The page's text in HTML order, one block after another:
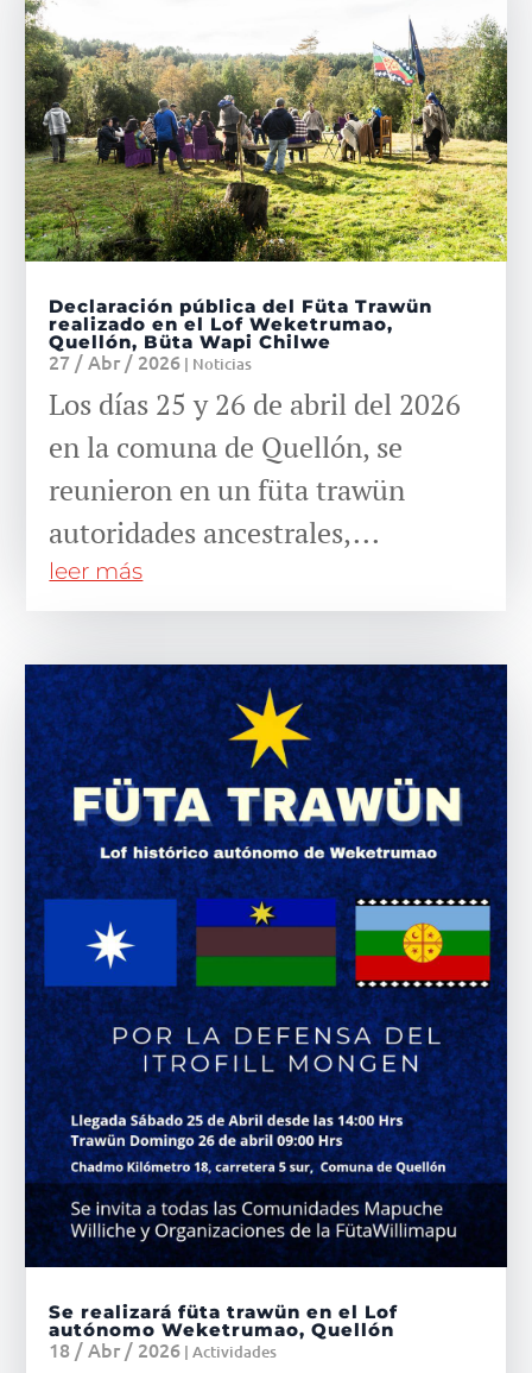
Declaración pública del Füta Trawün
realizado en el Lof Weketrumao,
Quellón, Büta Wapi Chilwe
27 / Abr / 2026 | Noticias
Los días 25 y 26 de abril del 2026
en la comuna de Quellón, se
reunieron en un füta trawün
autoridades ancestrales,...
leer más
Se realizará füta trawün en el Lof
autónomo Weketrumao, Quellón
18 / Abr / 2026 |Actividades